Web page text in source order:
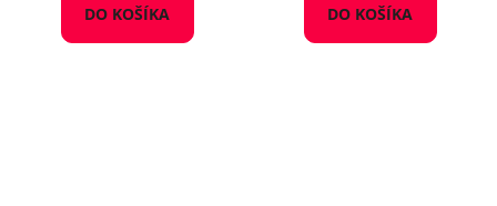
DO KOŠÍKA DO KOŠÍKA